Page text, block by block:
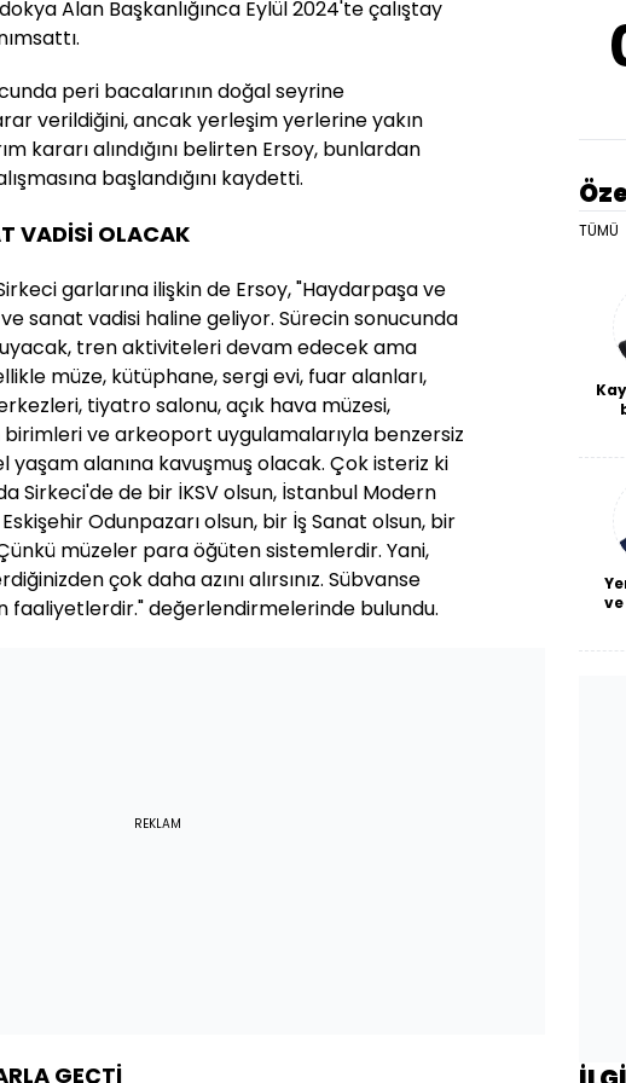
Alan Başkanlığınca Eylül 2024'te çalıştay
peri bacalarının doğal seyrine
verildiğini, ancak yerleşim yerlerine yakın
kararı alındığını belirten Ersoy, bunlardan
başlandığını kaydetti.
VADİSİ OLACAK
garlarına ilişkin de Ersoy, "Haydarpaşa ve
sanat vadisi haline geliyor. Sürecin sonucunda
tren aktiviteleri devam edecek ama
müze, kütüphane, sergi evi, fuar alanları,
tiyatro salonu, açık hava müzesi,
ve arkeoport uygulamalarıyla benzersiz
yaşam alanına kavuşmuş olacak. Çok isteriz ki
Sirkeci'de de bir İKSV olsun, İstanbul Modern
Odunpazarı olsun, bir İş Sanat olsun, bir
müzeler para öğüten sistemlerdir. Yani,
çok daha azını alırsınız. Sübvanse
faaliyetlerdir." değerlendirmelerinde bulundu.
REKLAM
GEÇTİ
TÜMÜ